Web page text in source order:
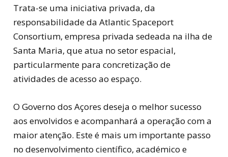
Trata-se uma iniciativa privada, da
responsabilidade da Atlantic Spaceport
Consortium, empresa privada sedeada na ilha de
Santa Maria, que atua no setor espacial,
particularmente para concretização de
atividades de acesso ao espaço.
O Governo dos Açores deseja o melhor sucesso
aos envolvidos e acompanhará a operação com a
maior atenção. Este é mais um importante passo
no desenvolvimento científico, académico e